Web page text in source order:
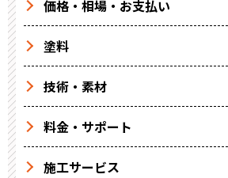
価格・相場・お支払い
塗料
技術・素材
料金・サポート
施工サービス